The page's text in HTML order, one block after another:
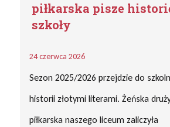
piłkarska pisze
szkoły
24 czerwca 2026
Sezon 2025/2026 przejdzie do
historii złotymi literami. Żeńska
piłkarska naszego liceum zaliczyła